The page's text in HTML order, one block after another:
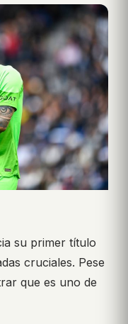
su primer título
cruciales. Pese
que es uno de